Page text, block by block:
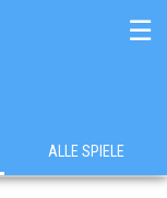
☰
ALLE SPIELE